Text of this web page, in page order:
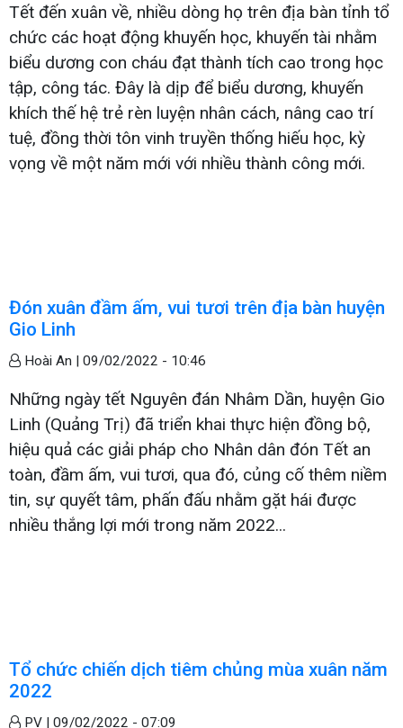
Tết đến xuân về, nhiều dòng họ trên địa bàn tỉnh tổ
chức các hoạt động khuyến học, khuyến tài nhằm
biểu dương con cháu đạt thành tích cao trong học
tập, công tác. Đây là dịp để biểu dương, khuyến
khích thế hệ trẻ rèn luyện nhân cách, nâng cao trí
tuệ, đồng thời tôn vinh truyền thống hiếu học, kỳ
vọng về một năm mới với nhiều thành công mới.
Đón xuân đầm ấm, vui tươi trên địa bàn huyện
Gio Linh
Hoài An | 09/02/2022 - 10:46
Những ngày tết Nguyên đán Nhâm Dần, huyện Gio
Linh (Quảng Trị) đã triển khai thực hiện đồng bộ,
hiệu quả các giải pháp cho Nhân dân đón Tết an
toàn, đầm ấm, vui tươi, qua đó, củng cố thêm niềm
tin, sự quyết tâm, phấn đấu nhằm gặt hái được
nhiều thắng lợi mới trong năm 2022...
Tổ chức chiến dịch tiêm chủng mùa xuân năm
2022
PV | 09/02/2022 - 07:09